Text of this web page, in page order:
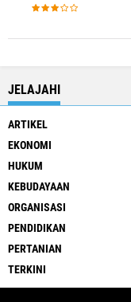
JELAJAHI
ARTIKEL
EKONOMI
HUKUM
KEBUDAYAAN
ORGANISASI
PENDIDIKAN
PERTANIAN
TERKINI